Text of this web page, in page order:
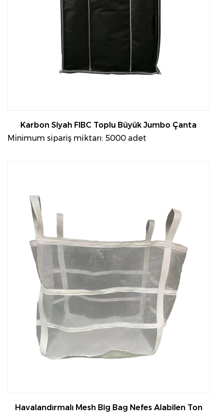
Karbon Siyah FIBC Toplu Büyük Jumbo Çanta
Minimum sipariş miktarı: 5000 adet
Havalandırmalı Mesh Big Bag Nefes Alabilen Ton